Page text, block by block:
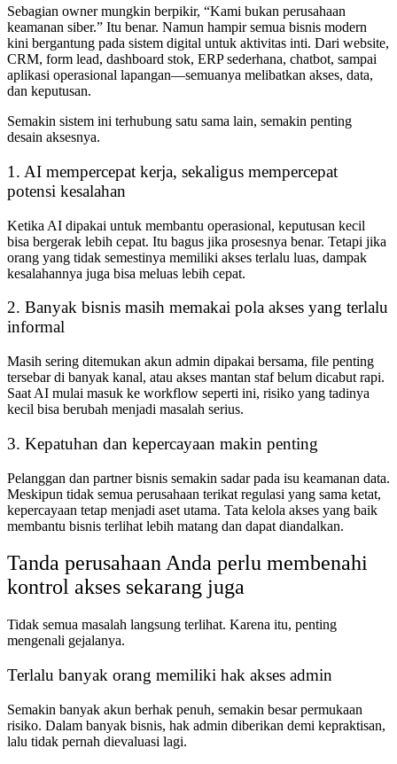
Sebagian owner mungkin berpikir, “Kami bukan perusahaan
keamanan siber.” Itu benar. Namun hampir semua bisnis modern
kini bergantung pada sistem digital untuk aktivitas inti. Dari website,
CRM, form lead, dashboard stok, ERP sederhana, chatbot, sampai
aplikasi operasional lapangan—semuanya melibatkan akses, data,
dan keputusan.
Semakin sistem ini terhubung satu sama lain, semakin penting
desain aksesnya.
1. AI mempercepat kerja, sekaligus mempercepat
potensi kesalahan
Ketika AI dipakai untuk membantu operasional, keputusan kecil
bisa bergerak lebih cepat. Itu bagus jika prosesnya benar. Tetapi jika
orang yang tidak semestinya memiliki akses terlalu luas, dampak
kesalahannya juga bisa meluas lebih cepat.
2. Banyak bisnis masih memakai pola akses yang terlalu
informal
Masih sering ditemukan akun admin dipakai bersama, file penting
tersebar di banyak kanal, atau akses mantan staf belum dicabut rapi.
Saat AI mulai masuk ke workflow seperti ini, risiko yang tadinya
kecil bisa berubah menjadi masalah serius.
3. Kepatuhan dan kepercayaan makin penting
Pelanggan dan partner bisnis semakin sadar pada isu keamanan data.
Meskipun tidak semua perusahaan terikat regulasi yang sama ketat,
kepercayaan tetap menjadi aset utama. Tata kelola akses yang baik
membantu bisnis terlihat lebih matang dan dapat diandalkan.
Tanda perusahaan Anda perlu membenahi
kontrol akses sekarang juga
Tidak semua masalah langsung terlihat. Karena itu, penting
mengenali gejalanya.
Terlalu banyak orang memiliki hak akses admin
Semakin banyak akun berhak penuh, semakin besar permukaan
risiko. Dalam banyak bisnis, hak admin diberikan demi kepraktisan,
lalu tidak pernah dievaluasi lagi.